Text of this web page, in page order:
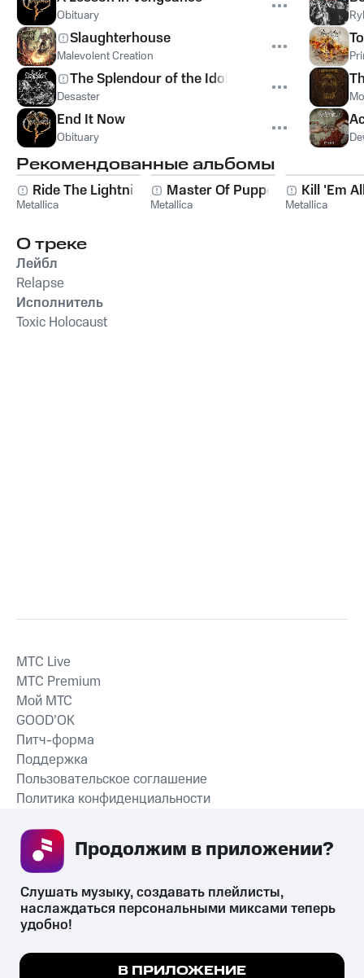
Obituary
Slaughterhouse
Malevolent Creation
The Splendour of the Idols
Desaster
End It Now
Obituary
Рекомендованные альбомы
Ride The Lightning
Metallica
Master Of Puppets
Metallica
Kill 'Em
Metallica
О треке
Лейбл
Relapse
Исполнитель
Toxic Holocaust
СКАЧАТЬ ПРИЛОЖЕНИЕ
MTС Live
MTС Premium
Мой МТС
GOOD’OK
Питч-форма
Поддержка
Пользовательское соглашение
Политика конфиденциальности
психотропных веществ, их аналогов причиняет вред здоровью,
их незаконный оборот запрещён и влечёт установленную
Мы используем куки, чтобы на сайте все
Слушать музыку, создавать плейлисты,
наслаждаться персональными миксами теперь
удобно!
В ПРИЛОЖЕНИЕ